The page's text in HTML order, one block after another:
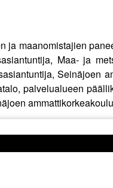
ja maanomistajien
Maa- ja
Seinäjoen
palvelualueen